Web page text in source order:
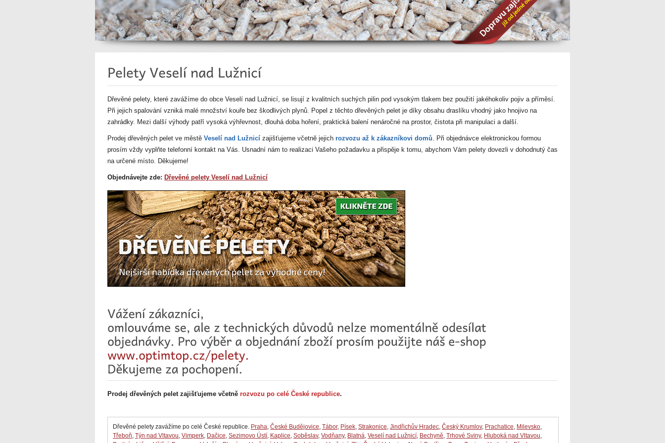
Dřevěné pelety, které zavážíme do obce Veselí nad Lužnicí, se lisují z kvalitních suchých pilin pod vysokým tlakem bez použití jakéhokoliv pojiv a příměsí.
Při jejich spalování vzniká malé množství kouře bez škodlivých plynů. Popel z těchto dřevěných pelet je díky obsahu draslíku vhodný jako hnojivo na
zahrádky. Mezi další výhody patří vysoká výhřevnost, dlouhá doba hoření, praktická balení nenáročné na prostor, čistota při manipulaci a další.
Prodej dřevěných pelet ve městě Veselí nad Lužnicí zajišťujeme včetně jejich rozvozu až k zákazníkovi domů. Při objednávce elektronickou formou
prosím vždy vyplňte telefonní kontakt na Vás. Usnadní nám to realizaci Vašeho požadavku a přispěje k tomu, abychom Vám pelety dovezli v dohodnutý čas
na určené místo. Děkujeme!
Objednávejte zde: Dřevěné pelety Veselí nad Lužnicí
Prodej dřevěných pelet zajišťujeme včetně rozvozu po celé České republice.
Dřevěné pelety zavážíme po celé České republice. Praha, České Budějovice, Tábor, Písek, Strakonice, Jindřichův Hradec, Český Krumlov, Prachatice, Milevsko,
Třeboň, Týn nad Vltavou, Vimperk, Dačice, Sezimovo Ústí, Kaplice, Soběslav, Vodňany, Blatná, Veselí nad Lužnicí, Bechyně, Trhové Sviny, Hluboká nad Vltavou,